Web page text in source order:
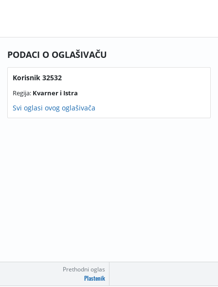
Prethodni oglas
Plastenik
PODACI O OGLAŠIVAČU
Korisnik 32532
Regija: Kvarner i Istra
Svi oglasi ovog oglašivača